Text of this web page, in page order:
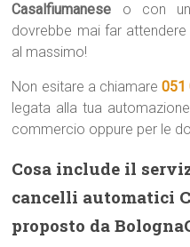
Casalfiumanese o con
dovrebbe mai far
al massimo!
Non esitare a chiamare 051
legata alla tua
commercio oppure per le
Cosa include il
cancelli automatici
proposto da